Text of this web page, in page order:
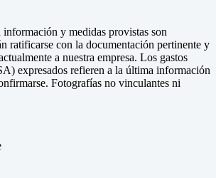
y medidas provistas son
ratificarse con la documentación pertinente y
a nuestra empresa. Los gastos
expresados refieren a la última información
Fotografías no vinculantes ni